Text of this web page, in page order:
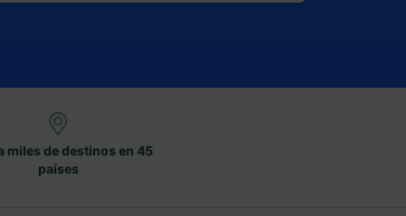
miles de destinos en 45
países